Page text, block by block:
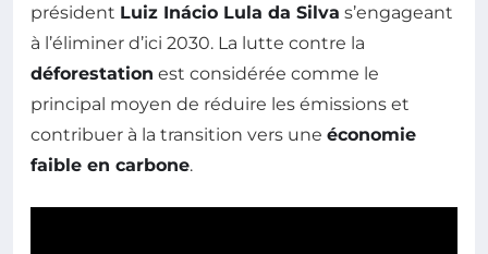
président Luiz Inácio Lula da Silva s’engageant
à l’éliminer d’ici 2030. La lutte contre la
déforestation est considérée comme le
principal moyen de réduire les émissions et
contribuer à la transition vers une économie
faible en carbone.